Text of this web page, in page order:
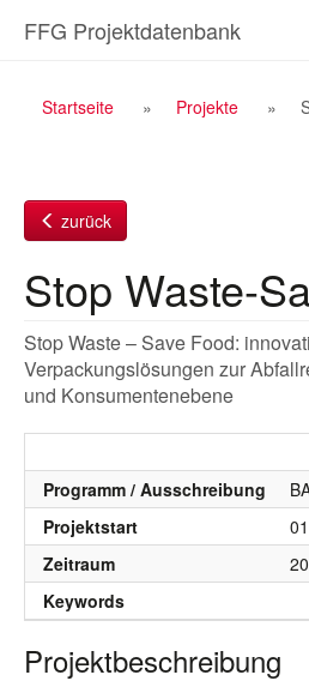
InhaltFFG Projektdatenbank
Breadcrumb
Startseite Projekte
zurück
Stop Waste-
Stop Waste – Save Food:
Verpackungslösungen zur
und Konsumentenebene
Programm / Ausschreibung
Projektstart
Zeitraum
Keywords
Projektbeschreibung